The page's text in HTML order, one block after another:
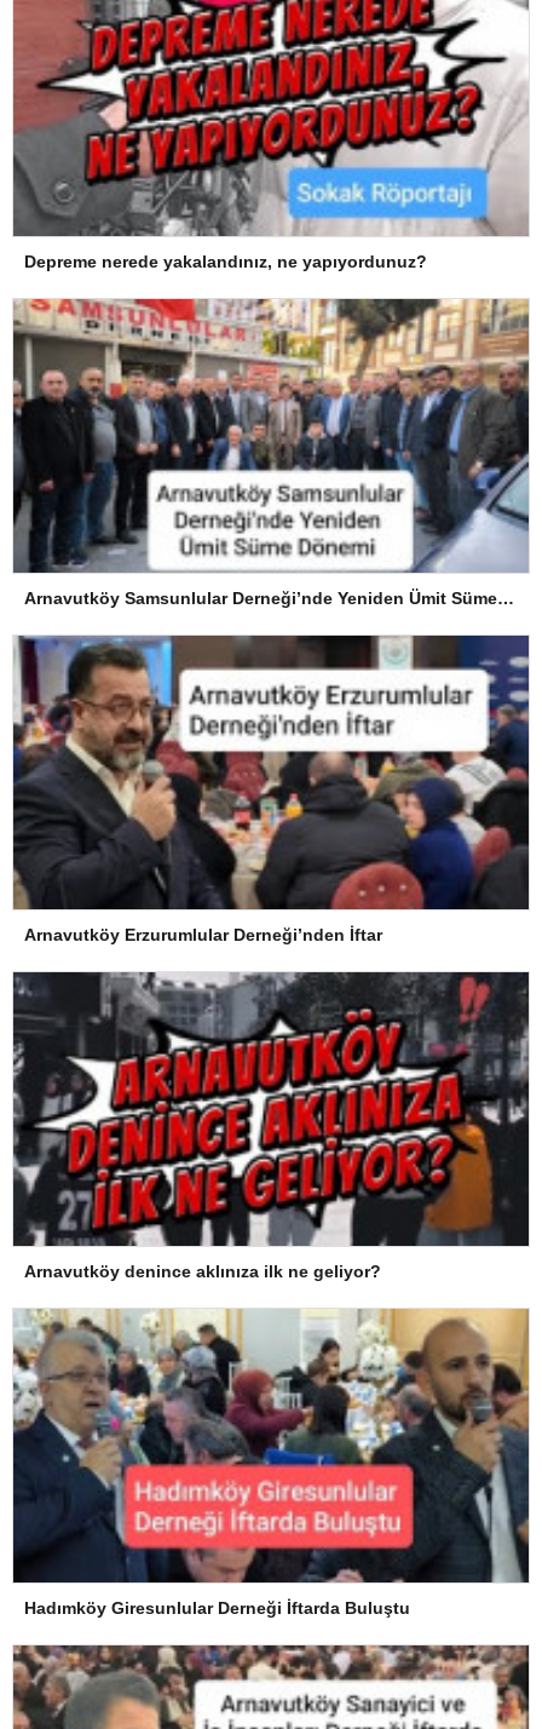
Depreme nerede yakalandınız, ne yapıyordunuz?
Arnavutköy Samsunlular Derneği’nde Yeniden Ümit Süme Dönemi
Arnavutköy Erzurumlular Derneği’nden İftar
Arnavutköy denince aklınıza ilk ne geliyor?
Hadımköy Giresunlular Derneği İftarda Buluştu